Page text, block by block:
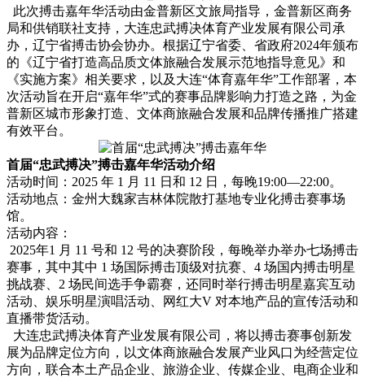
此次搏击嘉年华活动由金普新区文旅局指导，金普新区商务
局和供销联社支持，大连忠武搏决体育产业发展有限公司承
办，辽宁省搏击协会协办。根据辽宁省委、省政府2024年颁布
的《辽宁省打造高品质文体旅融合发展示范地指导意见》和
《实施方案》相关要求，以及大连“体育嘉年华”工作部署，本
次活动旨在开启“嘉年华”式的赛事品牌影响力打造之路，为金
普新区城市形象打造、文体商旅融合发展和品牌传播推广搭建
有效平台。
首届“忠武搏决”搏击嘉年华活动介绍
活动时间：2025 年 1 月 11 日和 12 日，每晚19:00—22:00。
活动地点：金州大魏家吉林体院散打基地专业化搏击赛事场
馆。
活动内容：
2025年1 月 11 号和 12 号的决赛阶段，每晚举办举办七场搏击
赛事，其中其中 1 场国际搏击顶级对抗赛、4 场国内搏击明星
挑战赛、2 场民间选手争霸赛，还同时举行搏击明星嘉宾互动
活动、娱乐明星演唱活动、网红大V 对本地产品的宣传活动和
直播带货活动。
大连忠武搏决体育产业发展有限公司，将以搏击赛事创新发
展为品牌定位方向，以文体商旅融合发展产业风口为经营定位
方向，联合本土产品企业、旅游企业、传媒企业、电商企业和